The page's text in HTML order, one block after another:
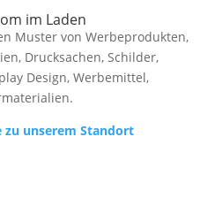
im Laden
Muster von Werbeprodukten,
Drucksachen, Schilder,
Design, Werbemittel,
zu unserem Standort